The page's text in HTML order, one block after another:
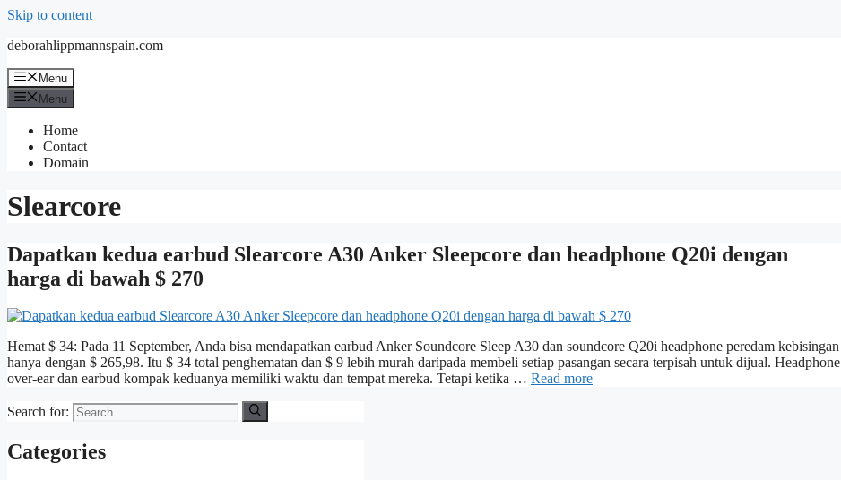
Skip to content
deborahlippmannspain.com
Menu
Menu
Home
Contact
Domain
Slearcore
Dapatkan kedua earbud Slearcore A30 Anker Sleepcore dan headphone Q20i dengan
harga di bawah $ 270
Hemat $ 34: Pada 11 September, Anda bisa mendapatkan earbud Anker Soundcore Sleep A30 dan soundcore Q20i headphone peredam kebisingan
hanya dengan $ 265,98. Itu $ 34 total penghematan dan $ 9 lebih murah daripada membeli setiap pasangan secara terpisah untuk dijual. Headphone
over-ear dan earbud kompak keduanya memiliki waktu dan tempat mereka. Tetapi ketika … Read more
Search for:
Categories